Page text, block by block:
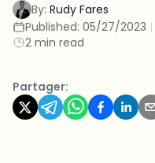
By: Rudy Fares
Published: 05/27/2023 |
2 min read
Partager: